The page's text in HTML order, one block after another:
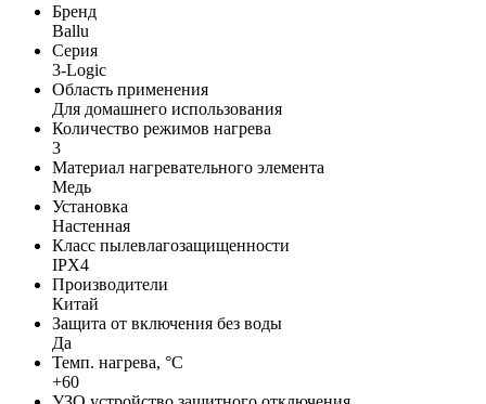
Бренд
Ballu
Серия
3-Logic
Область применения
Для домашнего использования
Количество режимов нагрева
3
Материал нагревательного элемента
Медь
Установка
Настенная
Класс пылевлагозащищенности
IPX4
Производители
Китай
Защита от включения без воды
Да
Темп. нагрева, °С
+60